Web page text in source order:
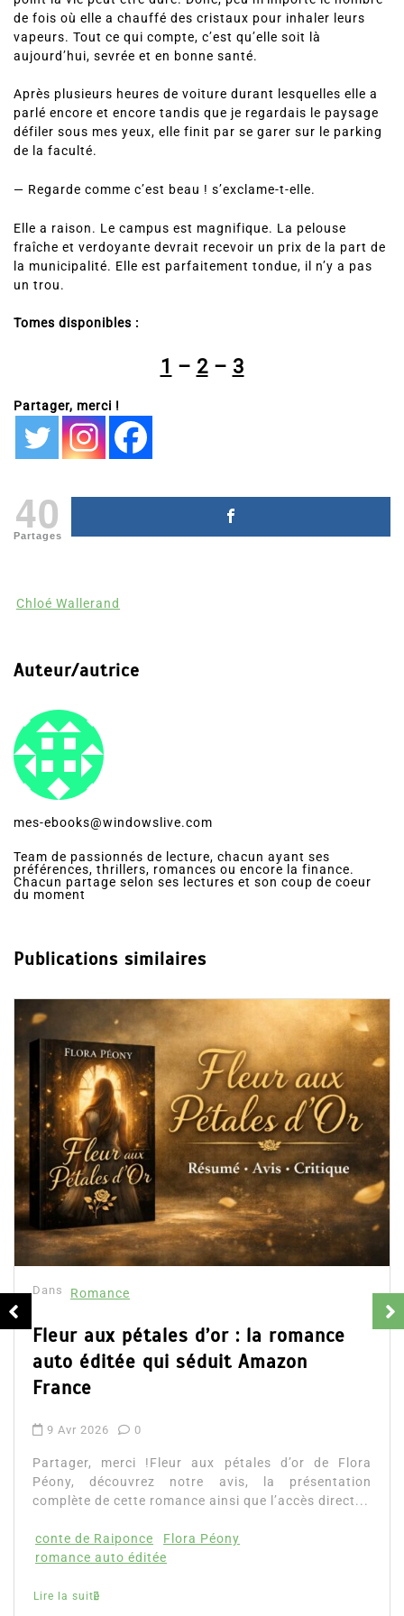
de fois où elle a chauffé des cristaux pour inhaler leurs
vapeurs. Tout ce qui compte, c’est qu’elle soit là
aujourd’hui, sevrée et en bonne santé.
parlé encore et encore tandis que je regardais le paysage
défiler sous mes yeux, elle finit par se garer sur le parking
de la faculté.
fraîche et verdoyante devrait recevoir un prix de la part de
la municipalité. Elle est parfaitement tondue, il n’y a pas
un trou.
1 2 3
40
Partages
Auteur/autrice
préférences, thrillers, romances ou encore la finance.
Chacun partage selon ses lectures et son coup de coeur
du moment
Publications similaires
Dans Romance
Collector Dear You (Intégrale) –
résumé et avis
16 Fév 2025 0
Partager, merci !Collector Dear You
d’Emily Blaine. Voici le résumé du roman,
ainsi que l’accès direct au livre. Partager,...
Lire la suite